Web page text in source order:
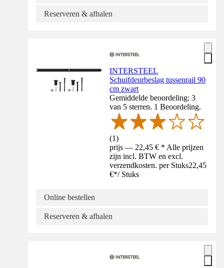
Reserveren & afhalen
INTERSTEEL
Schuifdeurbeslag tussenrail 90
cm zwart
Gemiddelde beoordeling: 3
van 5 sterren. 1 Beoordeling.
(1)
prijs — 22,45 € * Alle prijzen
zijn incl. BTW en excl.
verzendkosten. per Stuks22,45
€*/ Stuks
Online bestellen
Reserveren & afhalen